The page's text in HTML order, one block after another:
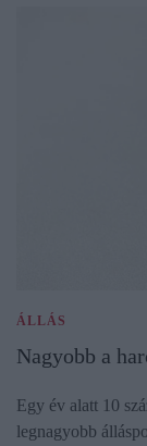
ÁLLÁS
Nagyobb a
Egy év alatt 10
legnagyobb